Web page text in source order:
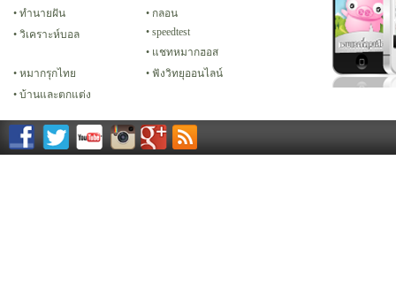
ทํานายฝัน
กลอน
วิเคราะห์บอล
speedtest
แชทหมากฮอส
หมากรุกไทย
ฟังวิทยุออนไลน์
บ้านและตกแต่ง